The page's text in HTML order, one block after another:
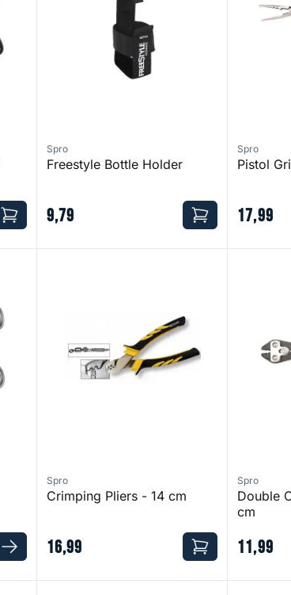
Spro
Freestyle Bottle Holder
9,79
Spro
Pistol
17,99
Spro
Crimping Pliers - 14 cm
16,99
Spro
Double
cm
11,99